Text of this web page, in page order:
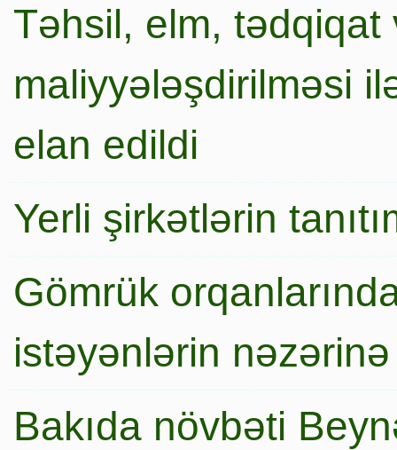
Təhsil, elm,
maliyyələşdirilməsi
elan edildi
Yerli şirkətlərin
Gömrük
istəyənlərin nəzərinə
Bakıda növbəti